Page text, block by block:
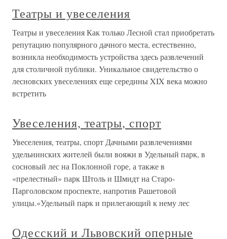
Театры и увеселения
Театры и увеселения Как только Лесной стал приобретать
репутацию популярного дачного места, естественно,
возникла необходимость устройства здесь развлечений
для столичной публики. Уникальное свидетельство о
лесновских увеселениях еще середины XIX века можно
встретить
Увеселения, театры, спорт
Увеселения, театры, спорт Дачными развлечениями
удельнинских жителей были вояжи в Удельный парк, в
сосновый лес на Поклонной горе, а также в
«прелестный» парк Штоль и Шмидт на Старо-
Парголовском проспекте, напротив Рашетовой
улицы.«Удельный парк и прилегающий к нему лес
Одесский и Львовский оперные